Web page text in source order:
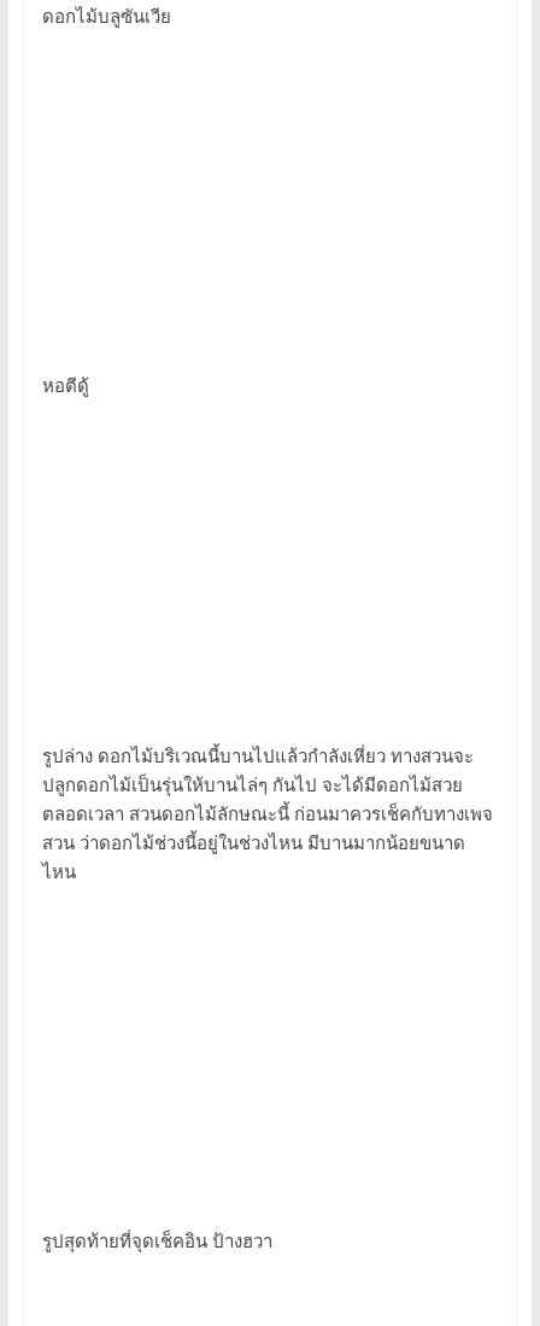
ดอกไม้บลูซันเวีย
หอตีดู้
รูปล่าง ดอกไม้บริเวณนี้บานไปแล้วกำลังเหี่ยว ทางสวนจะ
ปลูกดอกไม้เป็นรุ่นให้บานไล่ๆ กันไป จะได้มีดอกไม้สวย
ตลอดเวลา สวนดอกไม้ลักษณะนี้ ก่อนมาควรเช็คกับทางเพจ
สวน ว่าดอกไม้ช่วงนี้อยู่ในช่วงไหน มีบานมากน้อยขนาด
ไหน
รูปสุดท้ายที่จุดเช็คอิน ป้างฮวา